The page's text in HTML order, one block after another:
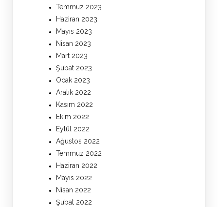
Temmuz 2023
Haziran 2023
Mayıs 2023
Nisan 2023
Mart 2023
Şubat 2023
Ocak 2023
Aralık 2022
Kasım 2022
Ekim 2022
Eylül 2022
Ağustos 2022
Temmuz 2022
Haziran 2022
Mayıs 2022
Nisan 2022
Şubat 2022